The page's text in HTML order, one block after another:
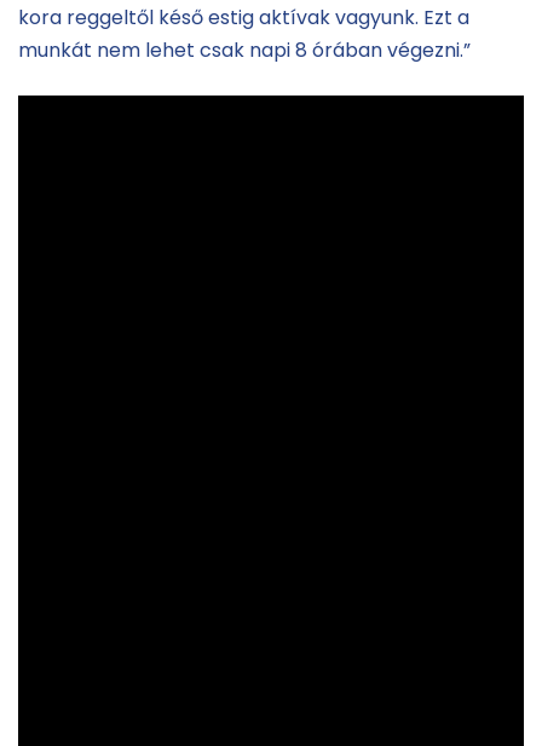
kora reggeltől késő estig aktívak vagyunk. Ezt a
munkát nem lehet csak napi 8 órában végezni.”